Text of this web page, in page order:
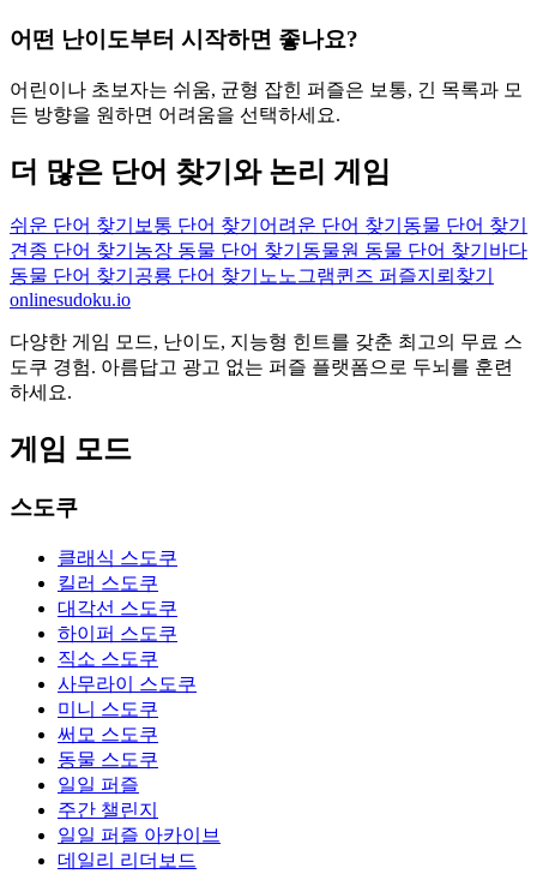
어떤 난이도부터 시작하면 좋나요?
어린이나 초보자는 쉬움, 균형 잡힌 퍼즐은 보통, 긴 목록과 모
든 방향을 원하면 어려움을 선택하세요.
더 많은 단어 찾기와 논리 게임
쉬운 단어 찾기 보통 단어 찾기 어려운 단어 찾기 동물 단어 찾기
견종 단어 찾기 농장 동물 단어 찾기 동물원 동물 단어 찾기 바다
동물 단어 찾기 공룡 단어 찾기 노노그램퀸즈 퍼즐지뢰찾기
onlinesudoku.io
다양한 게임 모드, 난이도, 지능형 힌트를 갖춘 최고의 무료 스
도쿠 경험. 아름답고 광고 없는 퍼즐 플랫폼으로 두뇌를 훈련
하세요.
게임 모드
스도쿠
클래식 스도쿠
킬러 스도쿠
대각선 스도쿠
하이퍼 스도쿠
직소 스도쿠
사무라이 스도쿠
미니 스도쿠
써모 스도쿠
동물 스도쿠
일일 퍼즐
주간 챌린지
일일 퍼즐 아카이브
데일리 리더보드